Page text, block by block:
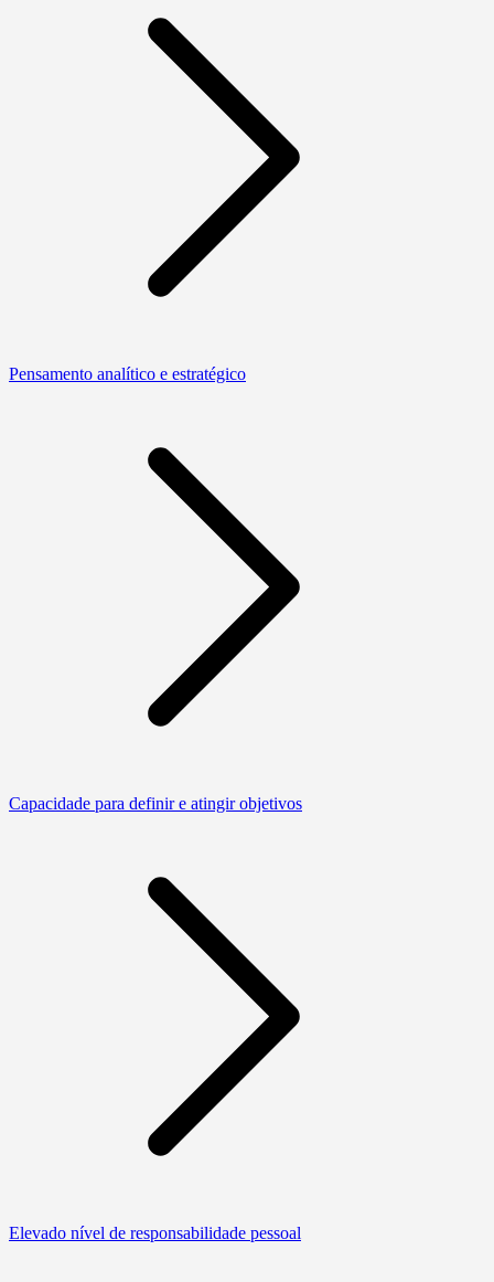
Pensamento analítico e estratégico
Capacidade para definir e atingir objetivos
Elevado nível de responsabilidade pessoal